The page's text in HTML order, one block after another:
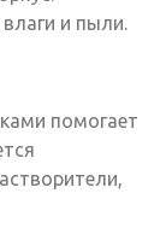
и пыли.
помогает